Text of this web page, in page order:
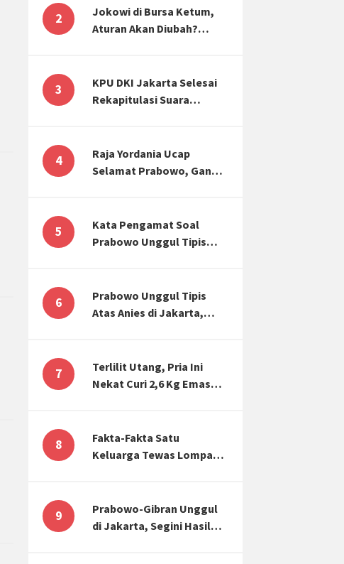
Mental-Finansial
2
Jokowi di Bursa Ketum,
Aturan Akan Diubah?
3
KPU DKI Jakarta Selesai
Rekapitulasi Suara
Ganjar
4
Raja Yordania Ucap
Selamat Prabowo, Ganjar
3 NEWS]
5
Kata Pengamat Soal
Prabowo Unggul Tipis
Effect
6
Prabowo Unggul Tipis
Atas Anies di Jakarta,
7
Terlilit Utang, Pria Ini
Nekat Curi 2,6 Kg Emas
8
Fakta-Fakta Satu
Keluarga Tewas Lompat
Kening
9
Prabowo-Gibran Unggul
di Jakarta, Segini Hasil